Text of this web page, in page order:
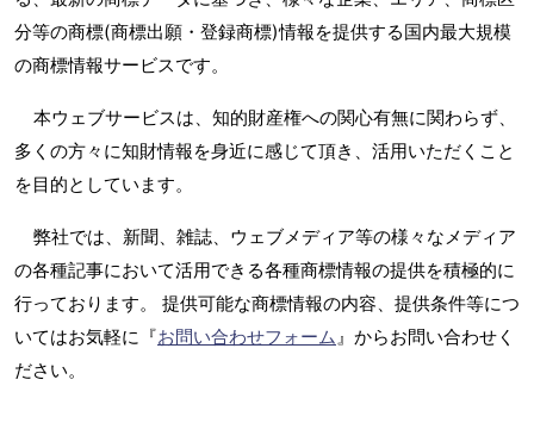
分等の商標(商標出願・登録商標)情報を提供する国内最大規模
の商標情報サービスです。
本ウェブサービスは、知的財産権への関心有無に関わらず、
多くの方々に知財情報を身近に感じて頂き、活用いただくこと
を目的としています。
弊社では、新聞、雑誌、ウェブメディア等の様々なメディア
の各種記事において活用できる各種商標情報の提供を積極的に
行っております。 提供可能な商標情報の内容、提供条件等につ
いてはお気軽に『お問い合わせフォーム』からお問い合わせく
ださい。